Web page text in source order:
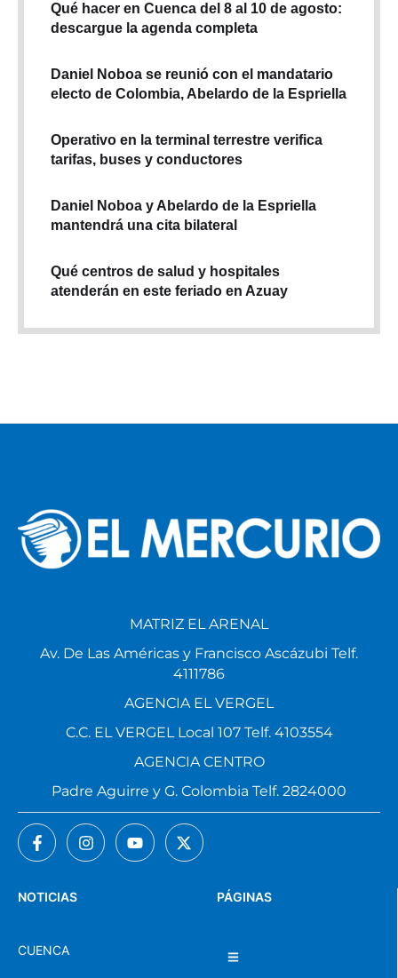
Qué hacer en Cuenca del 8 al 10 de agosto:
descargue la agenda completa
Daniel Noboa se reunió con el mandatario
electo de Colombia, Abelardo de la Espriella
Operativo en la terminal terrestre verifica
tarifas, buses y conductores
Daniel Noboa y Abelardo de la Espriella
mantendrá una cita bilateral
Qué centros de salud y hospitales
atenderán en este feriado en Azuay
PÁGINAS
NOTICIAS
CUENCA
MATRIZ EL ARENAL
Av. De Las Américas y Francisco Ascázubi Telf.
4111786
AGENCIA EL VERGEL
C.C. EL VERGEL Local 107 Telf. 4103554
AGENCIA CENTRO
Padre Aguirre y G. Colombia Telf. 2824000